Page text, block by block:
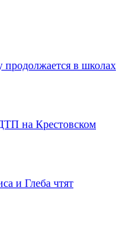
продолжается в школах
на Крестовском
и Глеба чтят